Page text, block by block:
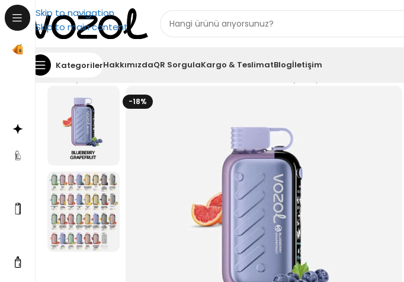
Skip to navigation
Skip to main content
KategorilerHakkımızdaQR SorgulaKargo & TeslimatBlogİletişim
Ana Sayfa
-18%